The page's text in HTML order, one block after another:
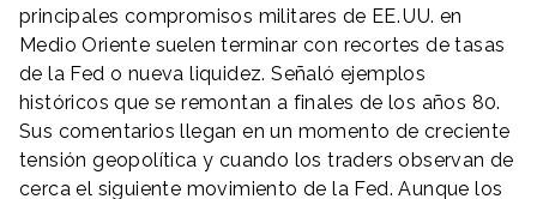
principales compromisos militares de EE. UU. en
Medio Oriente suelen terminar con recortes de tasas
de la Fed o nueva liquidez. Señaló ejemplos
históricos que se remontan a finales de los años 80.
Sus comentarios llegan en un momento de creciente
tensión geopolítica y cuando los traders observan de
cerca el siguiente movimiento de la Fed. Aunque los